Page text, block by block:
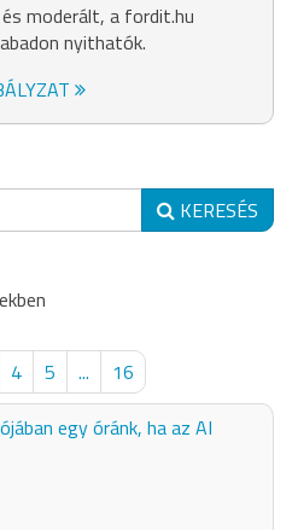
moderált, a fordit.hu
nyithatók.
KERESÉS
4 5 ...
16
egy óránk, ha az AI